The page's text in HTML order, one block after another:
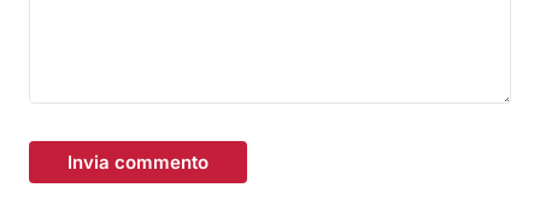
Invia commento